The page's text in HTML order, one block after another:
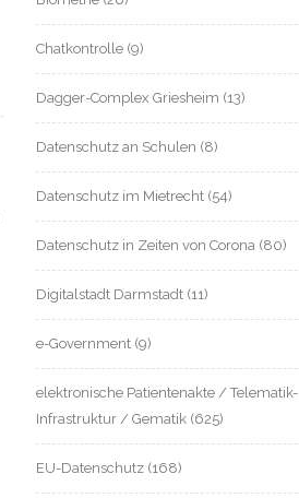
Chatkontrolle (9)
Dagger-Complex Griesheim (13)
Datenschutz an Schulen (8)
Datenschutz im Mietrecht (54)
Datenschutz in Zeiten von Corona (80)
Digitalstadt Darmstadt (11)
e-Government (9)
elektronische Patientenakte / Telematik-
Infrastruktur / Gematik (625)
EU-Datenschutz (168)